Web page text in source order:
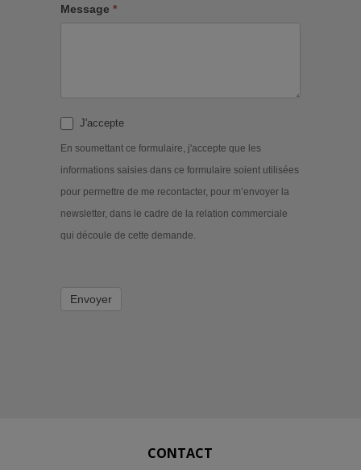
Message *
J'accepte
En soumettant ce formulaire, j'accepte que les
informations saisies dans ce formulaire soient utilisées
pour permettre de me recontacter, pour m’envoyer la
newsletter, dans le cadre de la relation commerciale
qui découle de cette demande.
Envoyer
CONTACT